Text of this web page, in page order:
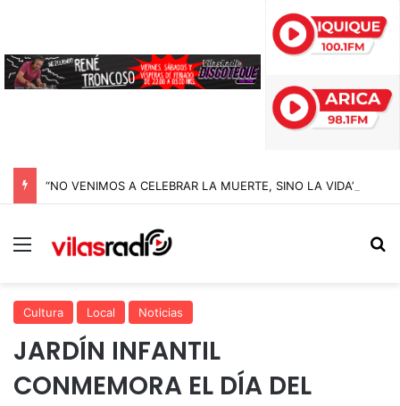
Menú
Cultura Local Noticias
JARDÍN INFANTIL
CONMEMORA EL DÍA DEL